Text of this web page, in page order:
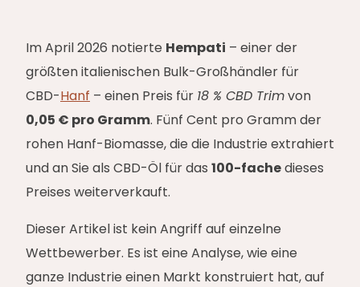
Im April 2026 notierte Hempati – einer der
größten italienischen Bulk-Großhändler für
CBD-Hanf – einen Preis für 18 % CBD Trimvon
0,05 € pro Gramm. Fünf Cent pro Gramm der
rohen Hanf-Biomasse, die die Industrie extrahiert
und an Sie als CBD-Öl für das 100-fachedieses
Preises weiterverkauft.
Dieser Artikel ist kein Angriff auf einzelne
Wettbewerber. Es ist eine Analyse, wie eine
ganze Industrie einen Markt konstruiert hat, auf